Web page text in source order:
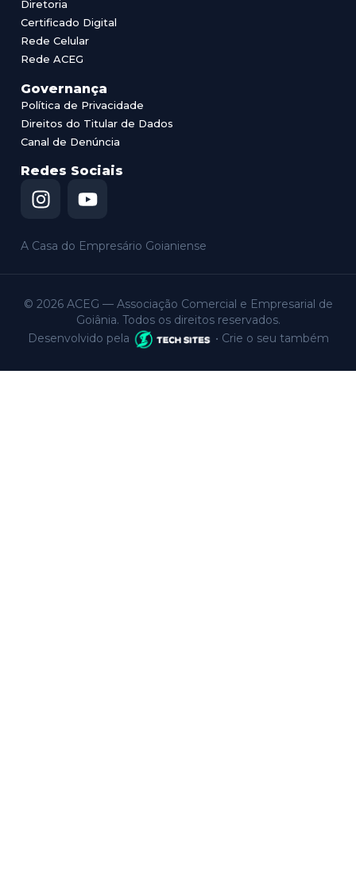
Diretoria
Certificado Digital
Rede Celular
Rede ACEG
Governança
Política de Privacidade
Direitos do Titular de Dados
Canal de Denúncia
Redes Sociais
I
n
t
r
m
Y
o
t
e
A Casa do Empresário Goianiense
© 2026 ACEG — Associação Comercial e Empresarial de
Goiânia. Todos os direitos reservados.
Desenvolvido pela
• Crie o seu também